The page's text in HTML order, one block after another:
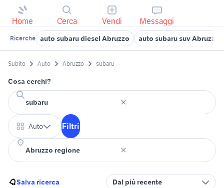
Home Cerca Vendi Messaggi
Ricerche auto subaru diesel Abruzzo auto subaru suv Abruzzo
Subito Auto Abruzzo subaru
Cosa cerchi?
Auto Filtri
Salva ricerca Dal più recente